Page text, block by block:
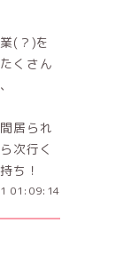
(？)を
くさん
居られ
次行く
ち！
01:09:14